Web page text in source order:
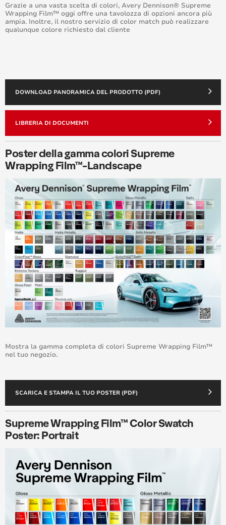
Grazie a una vasta scelta di colori, Avery Dennison® Supreme
Wrapping Film™ oggi offre una tavolozza di opzioni ancora più
ampia. Inoltre, il nostro servizio di color match può realizzare
qualunque colore richiesto dal cliente
DOWNLOAD PANORAMICA DEL PRODOTTO (PDF)
LIBRERIA DI DOCUMENTI
Poster della gamma colori Supreme
Wrapping Film™-Landscape
Mostra la gamma completa di colori Supreme Wrapping Film™
nel tuo negozio.
SCARICA E STAMPA IL TUO POSTER (PDF)
Supreme Wrapping Film™ Color Swatch
Poster: Portrait